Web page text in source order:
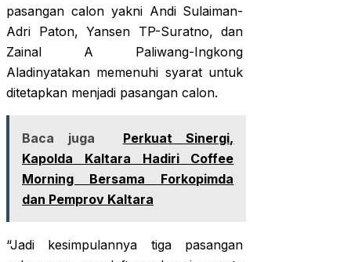
pasangan calon yakni Andi Sulaiman-
Adri Paton, Yansen TP-Suratno, dan
Zainal A Paliwang-Ingkong
Aladinyatakan memenuhi syarat untuk
ditetapkan menjadi pasangan calon.
Baca juga
Perkuat Sinergi,
Kapolda Kaltara Hadiri Coffee
Morning Bersama Forkopimda
dan Pemprov Kaltara
“Jadi kesimpulannya tiga pasangan